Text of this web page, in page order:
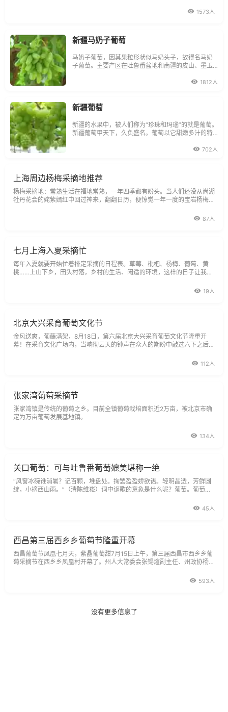
1573人
新疆马奶子葡萄
马奶子葡萄，因其果粒形状似马奶头子，故得名马奶
子葡萄。主要产区在吐鲁番盆地和南疆的皮山、墨玉
1812人
新疆葡萄
新疆的水果中，被人们称为“珍珠和玛瑙”的就是葡萄。
新疆葡萄甲天下，久负盛名。葡萄以它甜嫩多汁的特
画家、作家和艺术家把葡萄作为创作的主题，葡萄成
702人
上海周边杨梅采摘地推荐
杨梅采摘地：常熟生活在福地常熟，一年四季都有盼头。当人们还没从尚湖
牡丹花会的姹紫嫣红中回过神来，翻翻日历，便惊觉一年一度的宝岩杨梅节
87人
七月上海入夏采摘忙
每年入夏就要开始忙着排定采摘的日程表。草莓、枇杷、杨梅、葡萄、黄
桃……上山下乡，田头村落，乡村的生活、闲适的环境，这样的日子让我们
19人
北京大兴采育葡萄文化节
金风送爽，葡藤满架，8月18日，第六届北京大兴采育葡萄文化节隆重开
幕！在采育文化广场内，当响彻云天的钟声在众人的期盼中敲过六下之后，
112人
张家湾葡萄采摘节
张家湾镇是传统的葡萄之乡。目前全镇葡萄栽培面积近2万亩，被北京市确
定为万亩葡萄发展基地镇。
134人
关口葡萄：可与吐鲁番葡萄媲美堪称一绝
“风窗冰碗谁消暑？记百颗，堆盘处。掬罢盈盈娇欲语。轻明晶透，芳鲜圆
绽，小摘西山雨。”（清陈维崧）词中讴歌的意象是什么呢？葡萄。葡萄，
45人
西昌第三届西乡乡葡萄节隆重开幕
西昌葡萄节凤凰七月天，紫晶葡萄甜7月15日上午，第三届西昌市西乡乡葡
萄采摘节在西乡乡凤凰村开幕了。州人大常委会张锡煊副主任、州政协杨洪
593人
没有更多信息了